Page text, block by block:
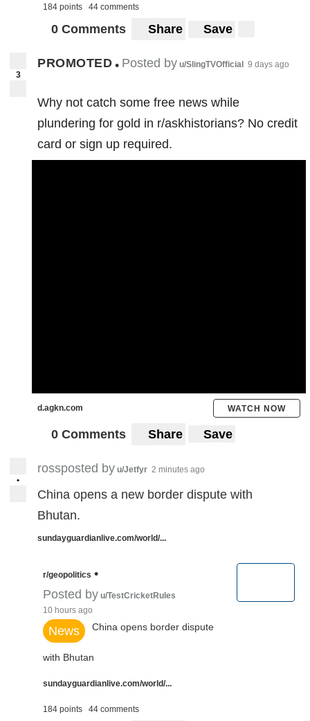
184 points 44 comments
0 Comments Share Save
3
PROMOTED • Posted by u/SlingTVOfficial 9 days ago
Why not catch some free news while
plundering for gold in r/askhistorians? No credit
card or sign up required.
d.agkn.com WATCH NOW
0 Comments Share Save
•
rossposted by u/Jetfyr 2 minutes ago
China opens a new border dispute with
Bhutan.
sundayguardianlive.com/world/...
r/geopolitics •
Posted by u/TestCricketRules
10 hours ago
News China opens border dispute
with Bhutan
sundayguardianlive.com/world/...
184 points 44 comments